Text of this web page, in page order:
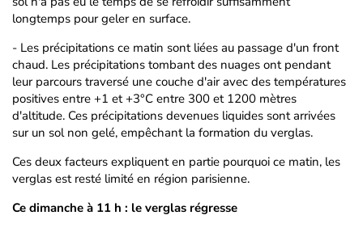
longtemps pour geler en surface.
- Les précipitations ce matin sont liées au passage d'un front
chaud. Les précipitations tombant des nuages ont pendant
leur parcours traversé une couche d'air avec des températures
positives entre +1 et +3°C entre 300 et 1200 mètres
d'altitude. Ces précipitations devenues liquides sont arrivées
sur un sol non gelé, empêchant la formation du verglas.
Ces deux facteurs expliquent en partie pourquoi ce matin, les
verglas est resté limité en région parisienne.
Ce dimanche à 11 h : le verglas régresse